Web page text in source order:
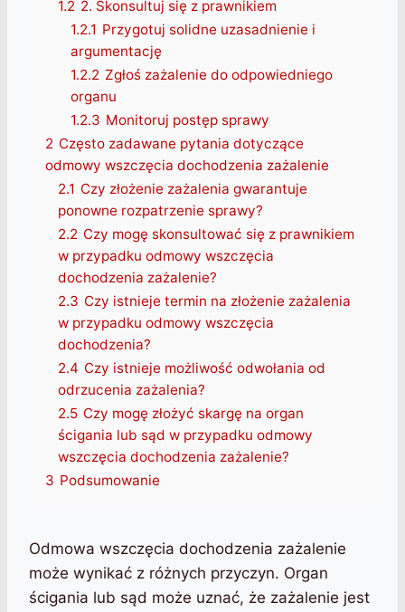
1.2 2. Skonsultuj się z prawnikiem
1.2.1 Przygotuj solidne uzasadnienie i
argumentację
1.2.2 Zgłoś zażalenie do odpowiedniego
organu
1.2.3 Monitoruj postęp sprawy
2 Często zadawane pytania dotyczące
odmowy wszczęcia dochodzenia zażalenie
2.1 Czy złożenie zażalenia gwarantuje
ponowne rozpatrzenie sprawy?
2.2 Czy mogę skonsultować się z prawnikiem
w przypadku odmowy wszczęcia
dochodzenia zażalenie?
2.3 Czy istnieje termin na złożenie zażalenia
w przypadku odmowy wszczęcia
dochodzenia?
2.4 Czy istnieje możliwość odwołania od
odrzucenia zażalenia?
2.5 Czy mogę złożyć skargę na organ
ścigania lub sąd w przypadku odmowy
wszczęcia dochodzenia zażalenie?
3 Podsumowanie
Odmowa wszczęcia dochodzenia zażalenie
może wynikać z różnych przyczyn. Organ
ścigania lub sąd może uznać, że zażalenie jest